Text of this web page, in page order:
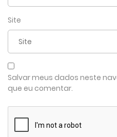
Site
Salvar meus dados neste
que eu comentar.